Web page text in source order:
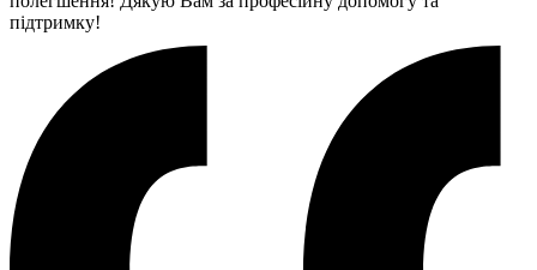
підтримку!